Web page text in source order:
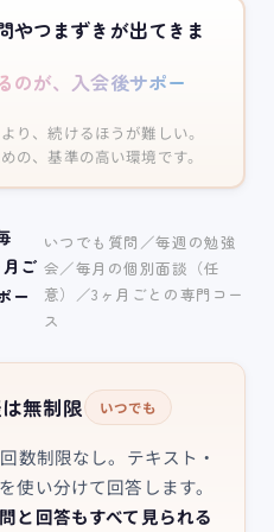
やつまずきが出てきま
のが、入会後サポー
り、続けるほうが難しい。
の、基準の高い環境です。
ご
ー
いつでも質問／毎週の勉強
会／毎月の個別面談（任
意）／3ヶ月ごとの専門コー
ス
無制限 いつでも
数制限なし。テキスト・
使い分けて回答します。
と回答もすべて見られる